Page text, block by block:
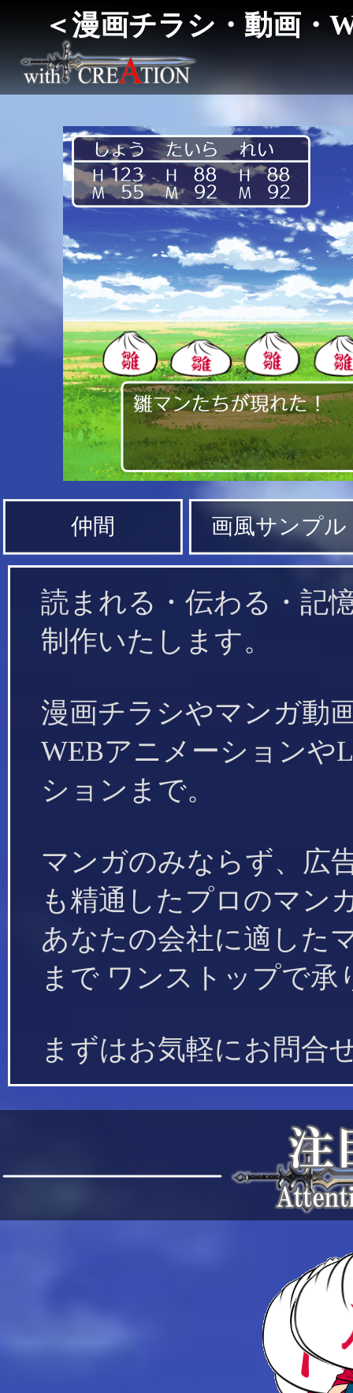
＜漫画チラシ・動画・
仲間 画風サンプル
読まれる・伝わる・記
制作いたします。
漫画チラシやマンガ動
WEBアニメーションや
ションまで。
マンガのみならず、広
も精通した プロのマン
あなたの会社に適した
まで ワンストップで承
まずはお気軽にお問合